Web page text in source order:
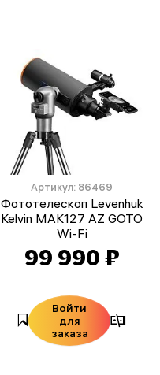
Артикул: 86469
Фототелескоп Levenhuk
Kelvin MAK127 AZ GOTO
Wi-Fi
99 990 ₽
Войти
для
заказа